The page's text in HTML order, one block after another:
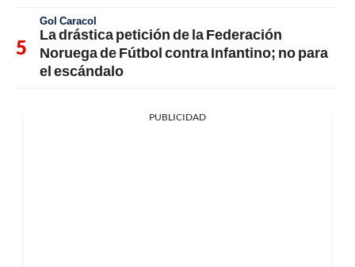
Gol Caracol
La drástica petición de la Federación
Noruega de Fútbol contra Infantino; no para
el escándalo
PUBLICIDAD